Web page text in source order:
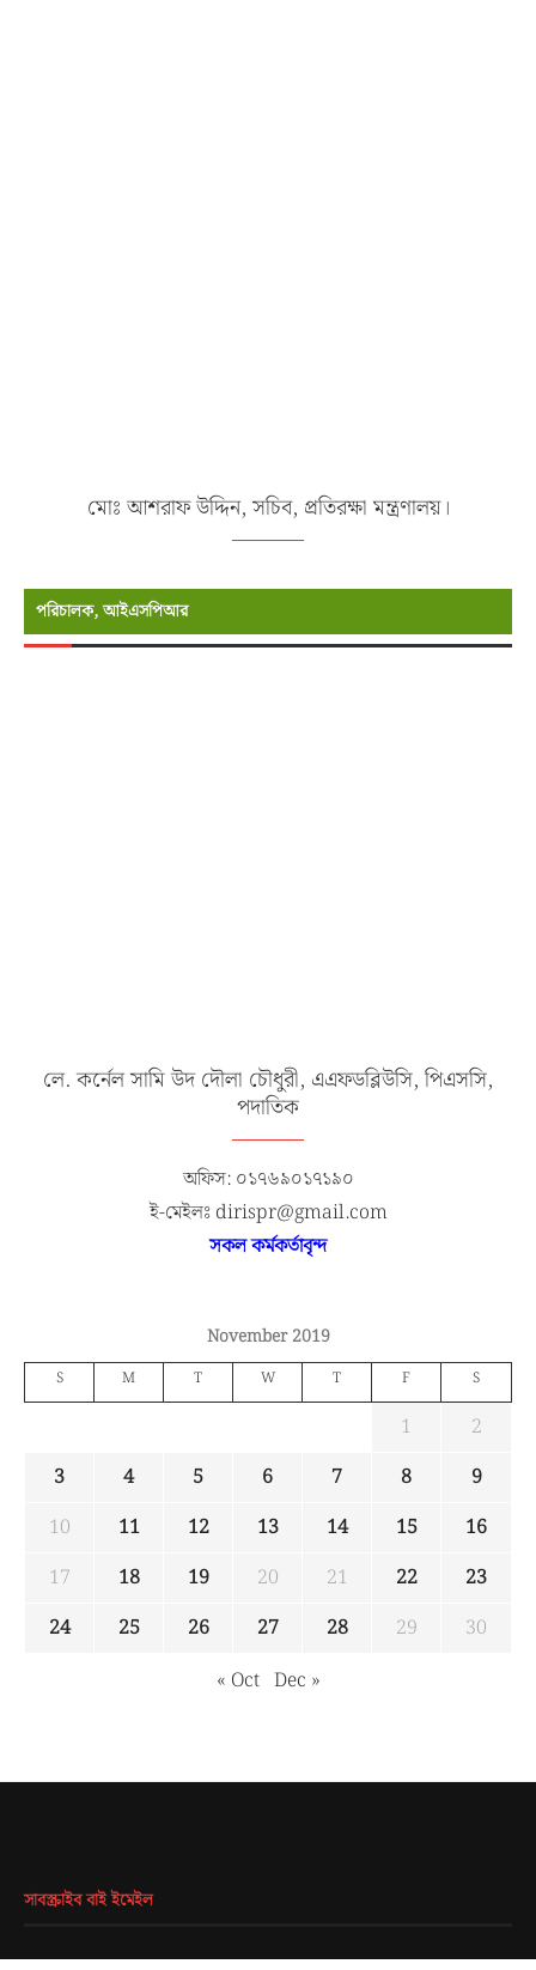
মোঃ আশরাফ উদ্দিন, সচিব, প্রতিরক্ষা মন্ত্রণালয়।
পরিচালক, আইএসপিআর
লে. কর্নেল সামি উদ দৌলা চৌধুরী, এএফডব্লিউসি, পিএসসি,
পদাতিক
অফিস: ০১৭৬৯০১৭১৯০
ই-মেইলঃ dirispr@gmail.com
সকল কর্মকর্তাবৃন্দ
November 2019
S M T W T F S
1
2
3
4 5 6 7 8
9
10
11 12 13 14 15
16
17
18 19 20 21 22
23
24
25 26 27 28 29
30
« Oct Dec »
সাবস্ক্রাইব বাই ইমেইল